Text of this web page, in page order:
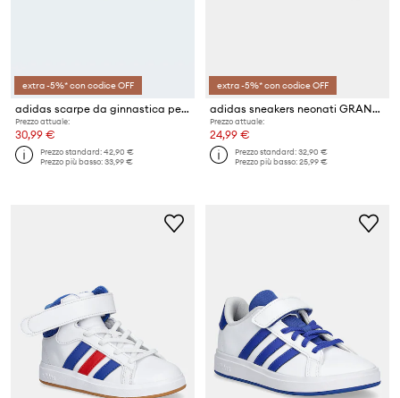
extra -5%* con codice OFF
adidas scarpe da ginnastica per bambini GRAND COURT 3.0
Prezzo attuale:
30,99 €
Prezzo standard:42,90 €
Prezzo più basso:33,99 €
extra -5%* con codice OFF
adidas sneakers neonati GRAND COURT 3.0
Prezzo attuale:
24,99 €
Prezzo standard:32,90 €
Prezzo più basso:25,99 €